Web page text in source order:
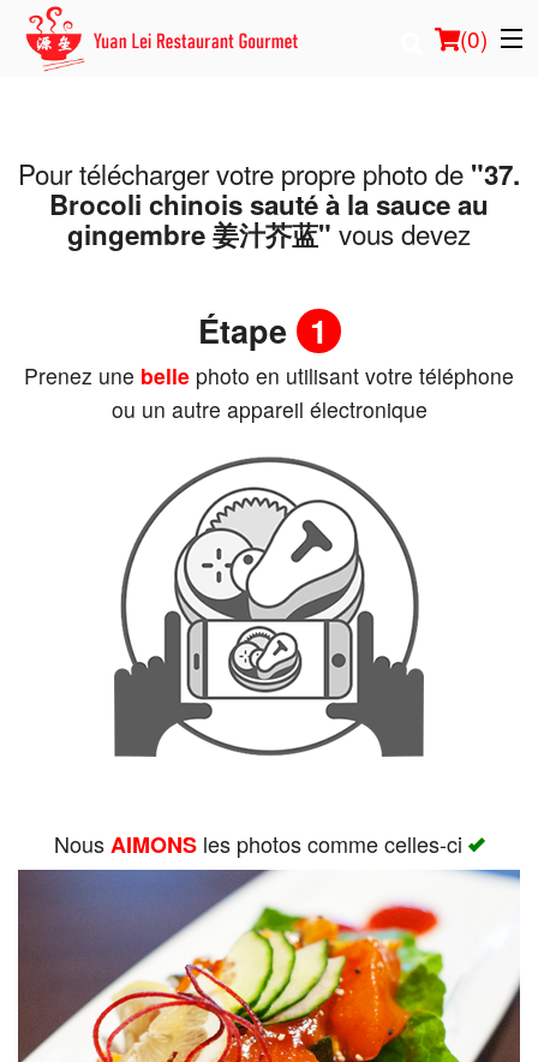
(0)
Commander en ligne
Emplacement
Rechercher
Pour télécharger votre propre photo de "37.
Brocoli chinois sauté à la sauce au
gingembre 姜汁芥蓝" vous devez
Étape 1
Prenez une belle photo en utilisant votre téléphone
ou un autre appareil électronique
NousAIMONSles photos comme celles-ci